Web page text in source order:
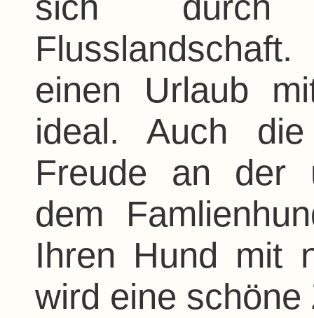
einen Urlaub
ideal. Auch
Freude an der
dem
Ihren Hund mit
wird eine schöne